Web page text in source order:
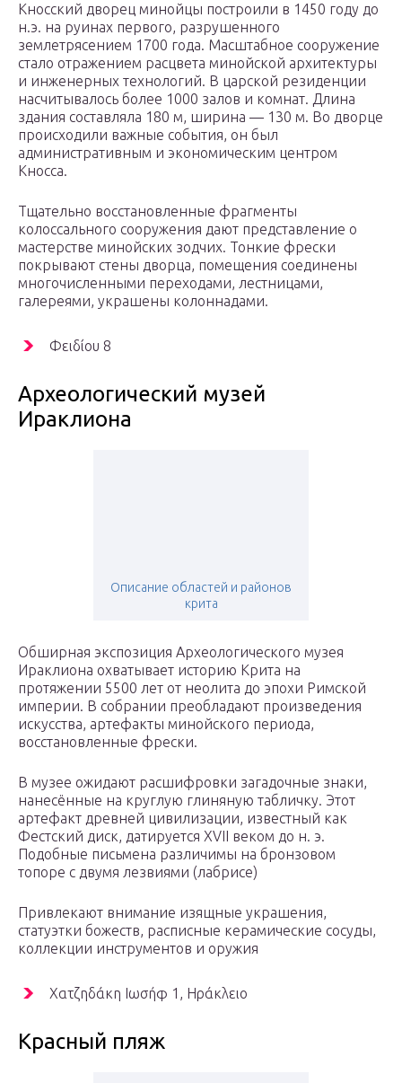
Кносский дворец минойцы построили в 1450 году до
н.э. на руинах первого, разрушенного
землетрясением 1700 года. Масштабное сооружение
стало отражением расцвета минойской архитектуры
и инженерных технологий. В царской резиденции
насчитывалось более 1000 залов и комнат. Длина
здания составляла 180 м, ширина — 130 м. Во дворце
происходили важные события, он был
административным и экономическим центром
Кносса.
Тщательно восстановленные фрагменты
колоссального сооружения дают представление о
мастерстве минойских зодчих. Тонкие фрески
покрывают стены дворца, помещения соединены
многочисленными переходами, лестницами,
галереями, украшены колоннадами.
Φειδίου 8
Археологический музей
Ираклиона
Описание областей и районов
крита
Обширная экспозиция Археологического музея
Ираклиона охватывает историю Крита на
протяжении 5500 лет от неолита до эпохи Римской
империи. В собрании преобладают произведения
искусства, артефакты минойского периода,
восстановленные фрески.
В музее ожидают расшифровки загадочные знаки,
нанесённые на круглую глиняную табличку. Этот
артефакт древней цивилизации, известный как
Фестский диск, датируется XVII веком до н. э.
Подобные письмена различимы на бронзовом
топоре с двумя лезвиями (лабрисе)
Привлекают внимание изящные украшения,
статуэтки божеств, расписные керамические сосуды,
коллекции инструментов и оружия
Χατζηδάκη Ιωσήφ 1, Ηράκλειο
Красный пляж